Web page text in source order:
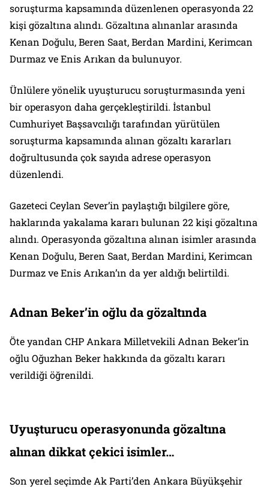
soruşturma kapsamında düzenlenen operasyonda 22
kişi gözaltına alındı. Gözaltına alınanlar arasında
Kenan Doğulu, Beren Saat, Berdan Mardini, Kerimcan
Durmaz ve Enis Arıkan da bulunuyor.
Ünlülere yönelik uyuşturucu soruşturmasında yeni
bir operasyon daha gerçekleştirildi. İstanbul
Cumhuriyet Başsavcılığı tarafından yürütülen
soruşturma kapsamında alınan gözaltı kararları
doğrultusunda çok sayıda adrese operasyon
düzenlendi.
Gazeteci Ceylan Sever’in paylaştığı bilgilere göre,
haklarında yakalama kararı bulunan 22 kişi gözaltına
alındı. Operasyonda gözaltına alınan isimler arasında
Kenan Doğulu, Beren Saat, Berdan Mardini, Kerimcan
Durmaz ve Enis Arıkan’ın da yer aldığı belirtildi.
Adnan Beker’in oğlu da gözaltında
Öte yandan CHP Ankara Milletvekili Adnan Beker’in
oğlu Oğuzhan Beker hakkında da gözaltı kararı
verildiği öğrenildi.
Uyuşturucu operasyonunda gözaltına
alınan dikkat çekici isimler…
Son yerel seçimde Ak Parti’den Ankara Büyükşehir